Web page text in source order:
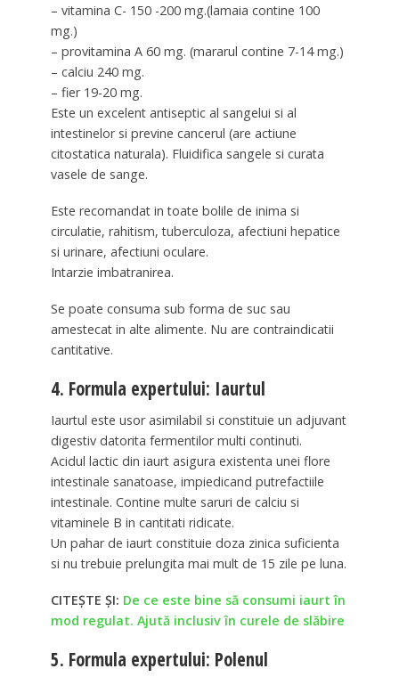
– vitamina C- 150 -200 mg.(lamaia contine 100
mg.)
– provitamina A 60 mg. (mararul contine 7-14 mg.)
– calciu 240 mg.
– fier 19-20 mg.
Este un excelent antiseptic al sangelui si al
intestinelor si previne cancerul (are actiune
citostatica naturala). Fluidifica sangele si curata
vasele de sange.
Este recomandat in toate bolile de inima si
circulatie, rahitism, tuberculoza, afectiuni hepatice
si urinare, afectiuni oculare.
Intarzie imbatranirea.
Se poate consuma sub forma de suc sau
amestecat in alte alimente. Nu are contraindicatii
cantitative.
4. Formula expertului: Iaurtul
Iaurtul este usor asimilabil si constituie un adjuvant
digestiv datorita fermentilor multi continuti.
Acidul lactic din iaurt asigura existenta unei flore
intestinale sanatoase, impiedicand putrefactiile
intestinale. Contine multe saruri de calciu si
vitaminele B in cantitati ridicate.
Un pahar de iaurt constituie doza zinica suficienta
si nu trebuie prelungita mai mult de 15 zile pe luna.
CITEȘTE ȘI: De ce este bine să consumi iaurt în
mod regulat. Ajută inclusiv în curele de slăbire
5. Formula expertului: Polenul